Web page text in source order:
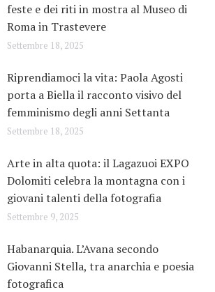
feste e dei riti in mostra al Museo di
Roma in Trastevere
Settembre 18, 2025
Riprendiamoci la vita: Paola Agosti
porta a Biella il racconto visivo del
femminismo degli anni Settanta
Settembre 18, 2025
Arte in alta quota: il Lagazuoi EXPO
Dolomiti celebra la montagna con i
giovani talenti della fotografia
Settembre 9, 2025
Habanarquia. L’Avana secondo
Giovanni Stella, tra anarchia e poesia
fotografica